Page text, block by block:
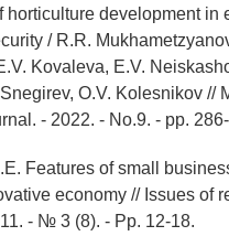
horticulture development in
/ R.R.
Kovaleva, E.V.
O.V. Kolesnikov //
- 2022. - No.9. - pp.
Features of small
economy // Issues of
- № 3 (8). - Pp. 12-18.